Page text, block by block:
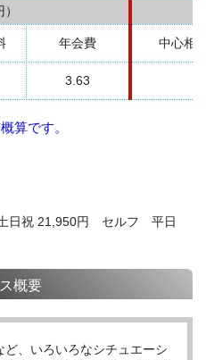
年会費 中心相
3.63
算です。
日祝 21,950円 セルフ 平日
概要
ど、いろいろなシチュエーシ